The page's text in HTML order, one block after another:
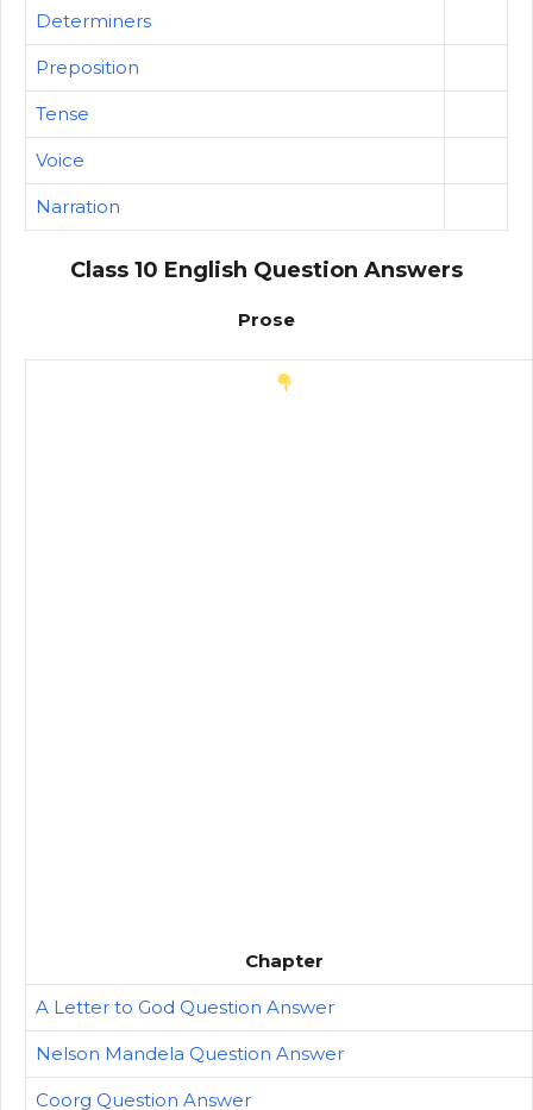
Determiners
Preposition
Tense
Voice
Narration
Class 10 English Question Answers
Prose
Chapter
A Letter to God Question Answer
Nelson Mandela Question Answer
Coorg Question Answer